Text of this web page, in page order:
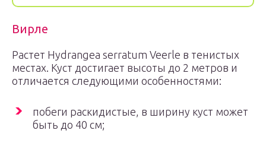
Вирле
Растет Hydrangea serratum Veerle в тенистых
местах. Куст достигает высоты до 2 метров и
отличается следующими особенностями:
побеги раскидистые, в ширину куст может
быть до 40 см;